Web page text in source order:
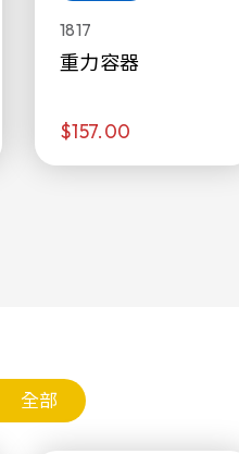
1817
重力容器
$157.00
全部